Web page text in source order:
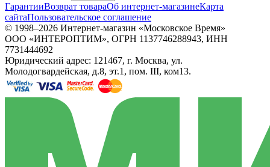
ГарантииВозврат товараОб интернет-магазинеКарта
сайтаПользовательское соглашение
© 1998–2026 Интернет-магазин «Московское Время»
ООО «ИНТЕРОПТИМ», ОГРН 1137746288943, ИНН
7731444692
Юридический адрес: 121467, г. Москва, ул.
Молодогвардейская, д.8, эт.1, пом. III, ком13.